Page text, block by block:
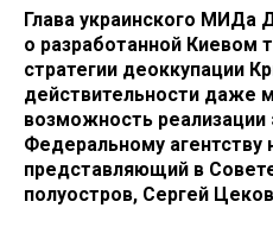
Глава украинского МИДа
о разработанной Киевом
стратегии деоккупации
действительности даже
возможность реализации
Федеральному агентству
представляющий в
полуостров, Сергей